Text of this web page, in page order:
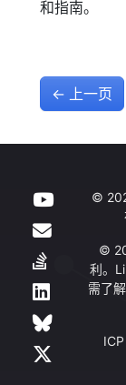
和指南。
← 上一页
©
©
利。
需了